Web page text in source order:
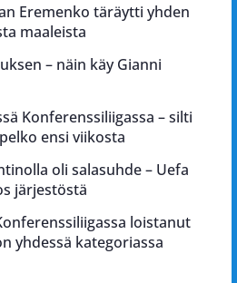
Eremenko täräytti yhden
maaleista
– näin käy Gianni
Konferenssiliigassa – silti
ensi viikosta
oli salasuhde – Uefa
järjestöstä
loistanut
yhdessä kategoriassa